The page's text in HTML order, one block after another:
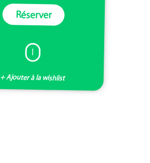
Réserver
I
+ Ajouter à la wishlist